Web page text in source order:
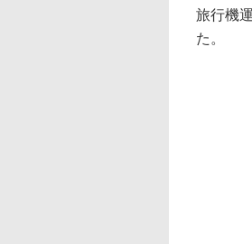
旅行機
た。